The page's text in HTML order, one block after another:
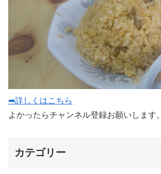
➡詳しくはこちら
よかったらチャンネル登録お願いします。
カテゴリー